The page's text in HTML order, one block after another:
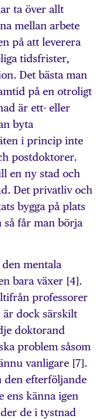
ta över allt
mellan arbete
på att leverera
tidsfrister,
Det bästa man
på en otroligt
är ett- eller
byta
i princip inte
postdoktorer.
en ny stad och
Det privatliv och
bygga på plats
så får man börja
mentala
bara växer [4].
professorer
dock särskilt
doktorand
problem såsom
vanligare [7].
den efterföljande
ens känna igen
de i tystnad